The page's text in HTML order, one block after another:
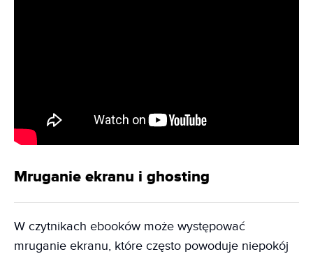
Mruganie ekranu i ghosting
W czytnikach ebooków może występować
mruganie ekranu, które często powoduje niepokój